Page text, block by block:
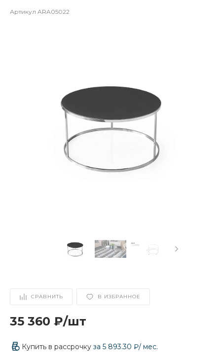
Артикул ARA05022
СРАВНИТЬ В ИЗБРАННОЕ
35 360 ₽/шт
Купить в рассрочку за 5 893.30 ₽/ мес.